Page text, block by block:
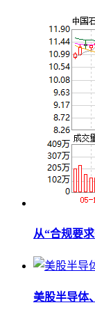
从“合规要
美股半导体